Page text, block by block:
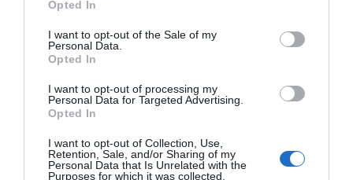
use your data for below specified purposes in below Google
consent section.
Opted In
I want to opt-out of the Sale of my
Personal Data.
Opted In
I want to opt-out of processing my
Personal Data for Targeted Advertising.
Opted In
I want to opt-out of Collection, Use,
Retention, Sale, and/or Sharing of my
Personal Data that Is Unrelated with the
Purposes for which it was collected.
Παλμικό πολυεργαλείο
400W με σετ εξαρτημάτων
Bulle
SKU
KOUR633372
Άμεσα Διαθέσιμο
58,50 €
Πολυεργαλείο
περιστροφικό - Ρούτερ
KOUR633302
62,10 €